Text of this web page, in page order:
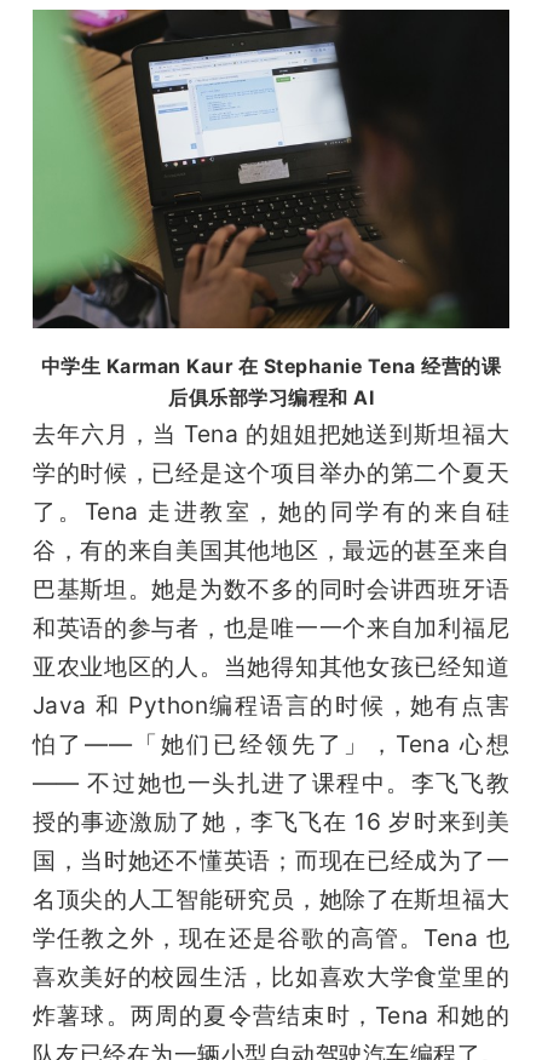
中学生 Karman Kaur 在 Stephanie Tena 经营的课
后俱乐部学习编程和 AI
去年六月，当 Tena 的姐姐把她送到斯坦福大
学的时候，已经是这个项目举办的第二个夏天
了。Tena 走进教室，她的同学有的来自硅
谷，有的来自美国其他地区，最远的甚至来自
巴基斯坦。她是为数不多的同时会讲西班牙语
和英语的参与者，也是唯一一个来自加利福尼
亚农业地区的人。当她得知其他女孩已经知道
Java 和 Python编程语言的时候，她有点害
怕了——「她们已经领先了」，Tena 心想
—— 不过她也一头扎进了课程中。李飞飞教
授的事迹激励了她，李飞飞在 16 岁时来到美
国，当时她还不懂英语；而现在已经成为了一
名顶尖的人工智能研究员，她除了在斯坦福大
学任教之外，现在还是谷歌的高管。Tena 也
喜欢美好的校园生活，比如喜欢大学食堂里的
炸薯球。两周的夏令营结束时，Tena 和她的
队友已经在为一辆小型自动驾驶汽车编程了。